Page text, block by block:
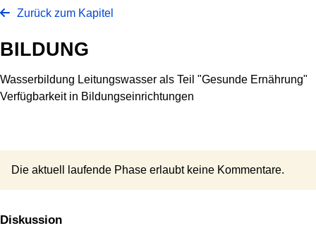
Zurück zum Kapitel
BILDUNG
Wasserbildung Leitungswasser als Teil "Gesunde Ernährung"
Verfügbarkeit in Bildungseinrichtungen
Die aktuell laufende Phase erlaubt keine Kommentare.
Diskussion